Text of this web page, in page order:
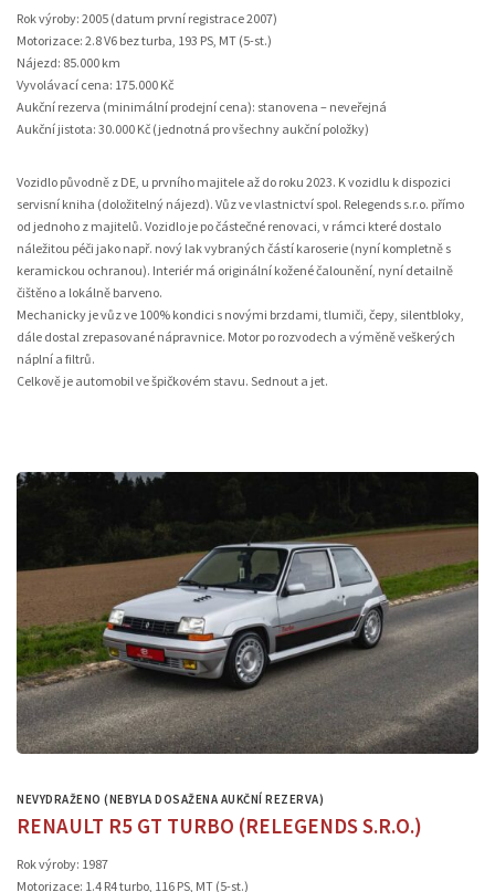
Rok výroby: 2005 (datum první registrace 2007)
Motorizace: 2.8 V6 bez turba, 193 PS, MT (5-st.)
Nájezd: 85.000 km
Vyvolávací cena: 175.000 Kč
Aukční rezerva (minimální prodejní cena): stanovena – neveřejná
Aukční jistota: 30.000 Kč (jednotná pro všechny aukční položky)
Vozidlo původně z DE, u prvního majitele až do roku 2023. K vozidlu k dispozici
servisní kniha (doložitelný nájezd). Vůz ve vlastnictví spol. Relegends s.r.o. přímo
od jednoho z majitelů. Vozidlo je po částečné renovaci, v rámci které dostalo
náležitou péči jako např. nový lak vybraných částí karoserie (nyní kompletně s
keramickou ochranou). Interiér má originální kožené čalounění, nyní detailně
čištěno a lokálně barveno.
Mechanicky je vůz ve 100% kondici s novými brzdami, tlumiči, čepy, silentbloky,
dále dostal zrepasované nápravnice. Motor po rozvodech a výměně veškerých
náplní a filtrů.
Celkově je automobil ve špičkovém stavu. Sednout a jet.
NEVYDRAŽENO (NEBYLA DOSAŽENA AUKČNÍ REZERVA)
RENAULT R5 GT TURBO (RELEGENDS S.R.O.)
Rok výroby: 1987
Motorizace: 1.4 R4 turbo, 116 PS, MT (5-st.)